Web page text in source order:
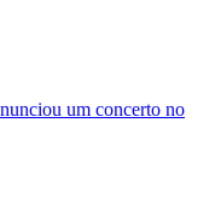
um concerto no